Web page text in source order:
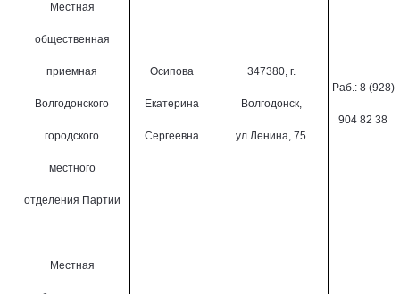
Местная
общественная
приемная
Волгодонского
городского
местного
отделения Партии
Осипова
Екатерина
Сергеевна
347380, г.
Волгодонск,
ул.Ленина, 75
Раб.: 8 (928)
904 82 38
Местная